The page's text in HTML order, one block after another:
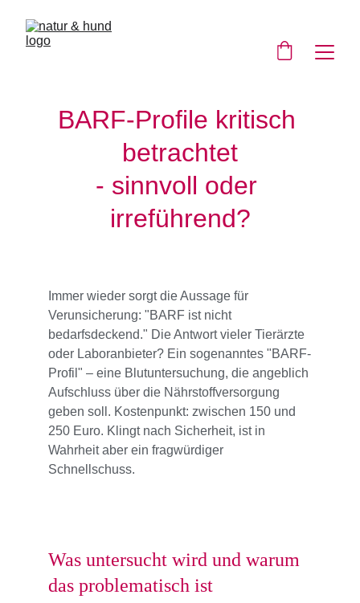
Immer wieder sorgt die Aussage für
Verunsicherung: "BARF ist nicht
bedarfsdeckend." Die Antwort vieler Tierärzte
oder Laboranbieter? Ein sogenanntes "BARF-
Profil" – eine Blutuntersuchung, die angeblich
Aufschluss über die Nährstoffversorgung
geben soll. Kostenpunkt: zwischen 150 und
250 Euro. Klingt nach Sicherheit, ist in
Wahrheit aber ein fragwürdiger
Schnellschuss.
BARF-Profile kritisch
betrachtet
- sinnvoll oder
irreführend?
Was untersucht wird und warum
das problematisch ist